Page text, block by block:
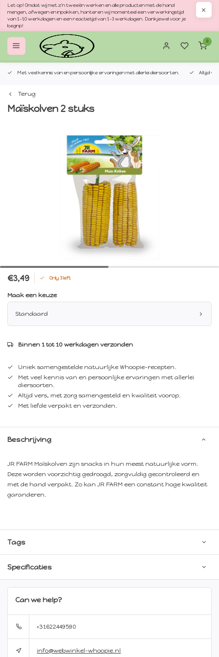
Let op! Omdat wij met z'n tweeën werken en alle producten met de hand
mengen, afwegen en inpakken, hanteren wij momenteel een verwerkingstijd
van 1–10 werkdagen en een reactietijd van 1–3 werkdagen. Dankjewel voor je
begrip!
0
Met veel kennis van en persoonlijke ervaringen met allerlei diersoorten. Altijd
Terug
Maïskolven 2 stuks
€3,49 Only 3 left
Maak een keuze
Standaard
Binnen 1 tot 10 werkdagen verzonden
Uniek samengestelde natuurlijke Whoopie-recepten.
Met veel kennis van en persoonlijke ervaringen met allerlei
diersoorten.
Altijd vers, met zorg samengesteld en kwaliteit voorop.
Met liefde verpakt en verzonden.
Beschrijving
JR FARM Maïskolven zijn snacks in hun meest natuurlijke vorm.
Deze worden voorzichtig gedroogd, zorgvuldig gecontroleerd en
met de hand verpakt. Zo kan JR FARM een constant hoge kwaliteit
garanderen.
Tags
Specificaties
Can we help?
+31622449590
info@webwinkel-whoopie.nl